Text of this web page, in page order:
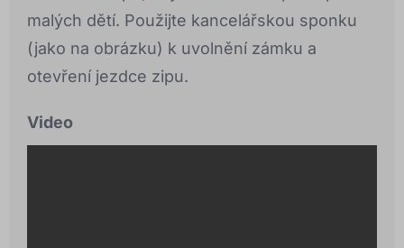
malých dětí. Použijte kancelářskou sponku
(jako na obrázku) k uvolnění zámku a
otevření jezdce zipu.
Video